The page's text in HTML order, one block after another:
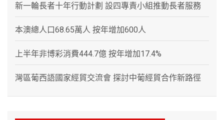
新一輪長者十年行動計劃 設四專責小組推動長者服務
本澳總人口68.65萬人 按年增加600人
上半年非博彩消費444.7億 按年增加17.4%
灣區葡西語國家經貿交流會 探討中葡經貿合作新路徑